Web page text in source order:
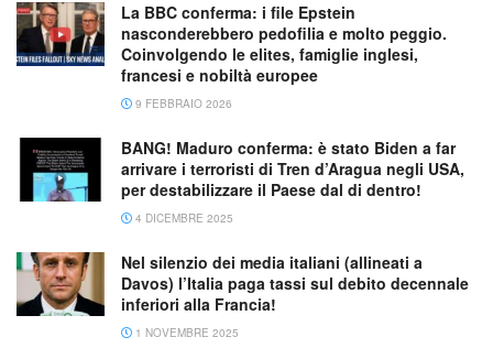
La BBC conferma: i file Epstein
nasconderebbero pedofilia e molto peggio.
Coinvolgendo le elites, famiglie inglesi,
francesi e nobiltà europee
9 FEBBRAIO 2026
BANG! Maduro conferma: è stato Biden a far
arrivare i terroristi di Tren d’Aragua negli USA,
per destabilizzare il Paese dal di dentro!
4 DICEMBRE 2025
Nel silenzio dei media italiani (allineati a
Davos) l’Italia paga tassi sul debito decennale
inferiori alla Francia!
1 NOVEMBRE 2025